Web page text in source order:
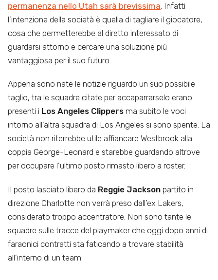
permanenza nello Utah sarà brevissima . Infatti
l’intenzione della società è quella di tagliare il giocatore,
cosa che permetterebbe al diretto interessato di
guardarsi attorno e cercare una soluzione più
vantaggiosa per il suo futuro.
Appena sono nate le notizie riguardo un suo possibile
taglio, tra le squadre citate per accaparrarselo erano
presenti i Los Angeles Clippers ma subito le voci
intorno all’altra squadra di Los Angeles si sono spente. La
società non riterrebbe utile affiancare Westbrook alla
coppia George-Leonard e starebbe guardando altrove
per occupare l’ultimo posto rimasto libero a roster.
Il posto lasciato libero da Reggie Jackson partito in
direzione Charlotte non verrà preso dall’ex Lakers,
considerato troppo accentratore. Non sono tante le
squadre sulle tracce del playmaker che oggi dopo anni di
faraonici contratti sta faticando a trovare stabilità
all’interno di un team.